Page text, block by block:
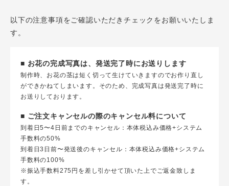
以下の注意事項をご確認いただきチェックをお願いいたしま
す。
■ お花の完成写真は、発送完了時にお送りします
制作時、お花の茎は短く切って生けていきますのでお作り直し
ができかねてしまいます。そのため、完成写真は発送完了時に
お送りしております。
■ ご注文キャンセルの際のキャンセル料について
到着日5〜4日前までのキャンセル：本体税込み価格+システム
手数料の50%
到着日3日前〜発送後のキャンセル：本体税込み価格+システム
手数料の100%
※振込手数料275円を差し引かせて頂いた上でご返金致しま
す。